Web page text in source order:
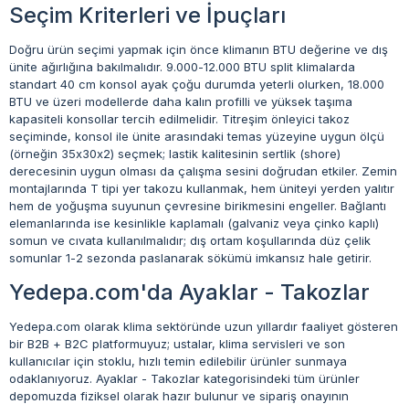
Seçim Kriterleri ve İpuçları
Doğru ürün seçimi yapmak için önce klimanın BTU değerine ve dış
ünite ağırlığına bakılmalıdır. 9.000-12.000 BTU split klimalarda
standart 40 cm konsol ayak çoğu durumda yeterli olurken, 18.000
BTU ve üzeri modellerde daha kalın profilli ve yüksek taşıma
kapasiteli konsollar tercih edilmelidir. Titreşim önleyici takoz
seçiminde, konsol ile ünite arasındaki temas yüzeyine uygun ölçü
(örneğin 35x30x2) seçmek; lastik kalitesinin sertlik (shore)
derecesinin uygun olması da çalışma sesini doğrudan etkiler. Zemin
montajlarında T tipi yer takozu kullanmak, hem üniteyi yerden yalıtır
hem de yoğuşma suyunun çevresine birikmesini engeller. Bağlantı
elemanlarında ise kesinlikle kaplamalı (galvaniz veya çinko kaplı)
somun ve cıvata kullanılmalıdır; dış ortam koşullarında düz çelik
somunlar 1-2 sezonda paslanarak sökümü imkansız hale getirir.
Yedepa.com'da Ayaklar - Takozlar
Yedepa.com olarak klima sektöründe uzun yıllardır faaliyet gösteren
bir B2B + B2C platformuyuz; ustalar, klima servisleri ve son
kullanıcılar için stoklu, hızlı temin edilebilir ürünler sunmaya
odaklanıyoruz. Ayaklar - Takozlar kategorisindeki tüm ürünler
depomuzda fiziksel olarak hazır bulunur ve sipariş onayının